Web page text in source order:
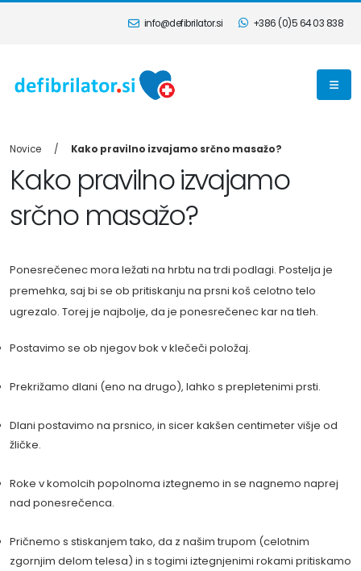
info@defibrilator.si +386 (0)5 64 03 838
Novice Kako pravilno izvajamo srčno masažo?
Kako pravilno izvajamo
srčno masažo?
Ponesrečenec mora ležati na hrbtu na trdi podlagi. Postelja je
premehka, saj bi se ob pritiskanju na prsni koš celotno telo
ugrezalo. Torej je najbolje, da je ponesrečenec kar na tleh.
Postavimo se ob njegov bok v klečeči položaj.
Prekrižamo dlani (eno na drugo), lahko s prepletenimi prsti.
Dlani postavimo na prsnico, in sicer kakšen centimeter višje od
žličke.
Roke v komolcih popolnoma iztegnemo in se nagnemo naprej
nad ponesrečenca.
Pričnemo s stiskanjem tako, da z našim trupom (celotnim
zgornjim delom telesa) in s togimi iztegnjenimi rokami pritiskamo